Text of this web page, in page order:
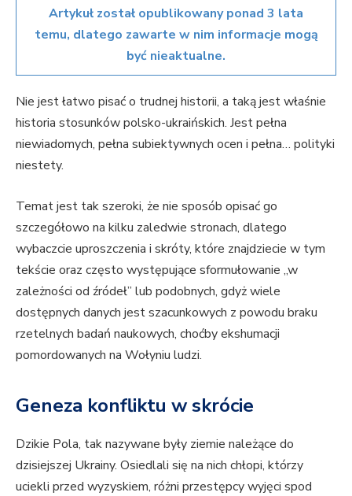
Artykuł został opublikowany ponad 3 lata
temu, dlatego zawarte w nim informacje mogą
być nieaktualne.
Nie jest łatwo pisać o trudnej historii, a taką jest właśnie
historia stosunków polsko-ukraińskich. Jest pełna
niewiadomych, pełna subiektywnych ocen i pełna… polityki
niestety.
Temat jest tak szeroki, że nie sposób opisać go
szczegółowo na kilku zaledwie stronach, dlatego
wybaczcie uproszczenia i skróty, które znajdziecie w tym
tekście oraz często występujące sformułowanie „w
zależności od źródeł” lub podobnych, gdyż wiele
dostępnych danych jest szacunkowych z powodu braku
rzetelnych badań naukowych, choćby ekshumacji
pomordowanych na Wołyniu ludzi.
Geneza konfliktu w skrócie
Dzikie Pola, tak nazywane były ziemie należące do
dzisiejszej Ukrainy. Osiedlali się na nich chłopi, którzy
uciekli przed wyzyskiem, różni przestępcy wyjęci spod